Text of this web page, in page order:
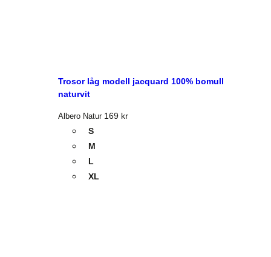
Trosor låg modell jacquard 100% bomull
naturvit
Albero Natur 169 kr
S
M
L
XL